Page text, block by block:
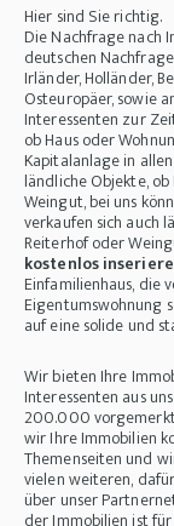
Hier sind Sie richtig.
Die Nachfrage nach
deutschen
Irländer, Holländer,
Osteuropäer, sowie
Interessenten zur
ob Haus oder
Kapitalanlage in
ländliche Objekte,
Weingut, bei uns
verkaufen sich auch
Reiterhof oder
kostenlos
Einfamilienhaus, die
Eigentumswohnung
auf eine solide und
Wir bieten Ihre
Interessenten aus
200.000
wir Ihre Immobilien
Themenseiten und
vielen weiteren,
über unser